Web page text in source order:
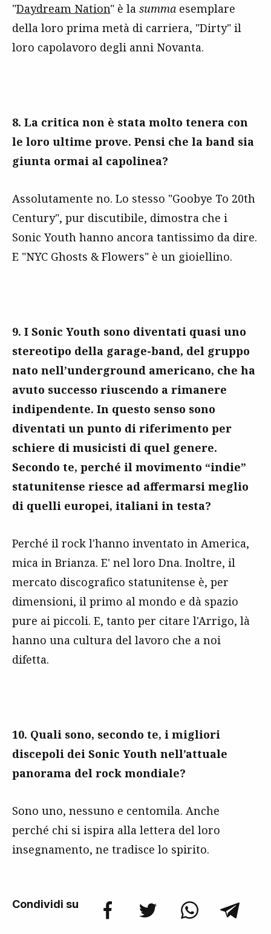
"Daydream Nation" è la summa esemplare
della loro prima metà di carriera, "Dirty" il
loro capolavoro degli anni Novanta.
8. La critica non è stata molto tenera con
le loro ultime prove. Pensi che la band sia
giunta ormai al capolinea?
Assolutamente no. Lo stesso "Goobye To 20th
Century", pur discutibile, dimostra che i
Sonic Youth hanno ancora tantissimo da dire.
E "NYC Ghosts & Flowers" è un gioiellino.
9. I Sonic Youth sono diventati quasi uno
stereotipo della garage-band, del gruppo
nato nell’underground americano, che ha
avuto successo riuscendo a rimanere
indipendente. In questo senso sono
diventati un punto di riferimento per
schiere di musicisti di quel genere.
Secondo te, perché il movimento “indie”
statunitense riesce ad affermarsi meglio
di quelli europei, italiani in testa?
Perché il rock l'hanno inventato in America,
mica in Brianza. E' nel loro Dna. Inoltre, il
mercato discografico statunitense è, per
dimensioni, il primo al mondo e dà spazio
pure ai piccoli. E, tanto per citare l'Arrigo, là
hanno una cultura del lavoro che a noi
difetta.
10. Quali sono, secondo te, i migliori
discepoli dei Sonic Youth nell’attuale
panorama del rock mondiale?
Sono uno, nessuno e centomila. Anche
perché chi si ispira alla lettera del loro
insegnamento, ne tradisce lo spirito.
Condividi su